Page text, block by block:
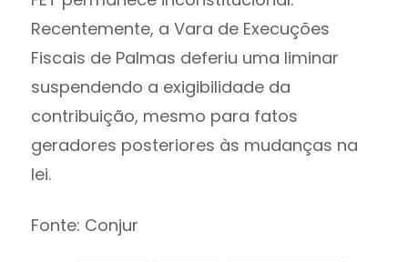
Recentemente, a Vara de Execuções
Fiscais de Palmas deferiu uma liminar
suspendendo a exigibilidade da
contribuição, mesmo para fatos
geradores posteriores às mudanças na
lei.
Fonte: Conjur